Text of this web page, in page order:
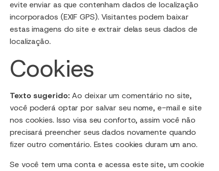
evite enviar as que contenham dados de localização
incorporados (EXIF GPS). Visitantes podem baixar
estas imagens do site e extrair delas seus dados de
localização.
Cookies
Texto sugerido:Ao deixar um comentário no site,
você poderá optar por salvar seu nome, e-mail e site
nos cookies. Isso visa seu conforto, assim você não
precisará preencher seus dados novamente quando
fizer outro comentário. Estes cookies duram um ano.
Se você tem uma conta e acessa este site, um cookie